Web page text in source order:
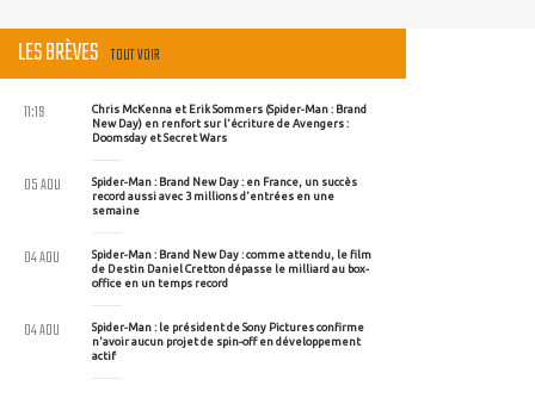
LES BRÈVES TOUT VOIR
Chris McKenna et Erik Sommers (Spider-Man : Brand
New Day) en renfort sur l'écriture de Avengers :
Doomsday et Secret Wars
11:19
Spider-Man : Brand New Day : en France, un succès
record aussi avec 3 millions d'entrées en une
semaine
05 AOU
Spider-Man : Brand New Day : comme attendu, le film
de Destin Daniel Cretton dépasse le milliard au box-
office en un temps record
04 AOU
Spider-Man : le président de Sony Pictures confirme
n'avoir aucun projet de spin-off en développement
actif
04 AOU